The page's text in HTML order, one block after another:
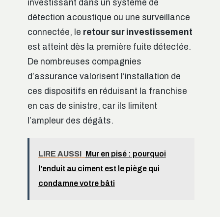
investissant dans un système de
détection acoustique ou une surveillance
connectée, le retour sur investissement
est atteint dès la première fuite détectée.
De nombreuses compagnies
d’assurance valorisent l’installation de
ces dispositifs en réduisant la franchise
en cas de sinistre, car ils limitent
l’ampleur des dégâts.
LIRE AUSSI Mur en pisé : pourquoi
l'enduit au ciment est le piège qui
condamne votre bâti